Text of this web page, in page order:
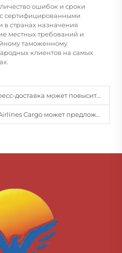
ошибок и сроки
сертифицированными
странах назначения
местных требований и
таможенному
клиентов на самых
может повысить эффективность вашей цепочки поставок?
предложить услуги упаковки и закупок с добавленной стоимостью?